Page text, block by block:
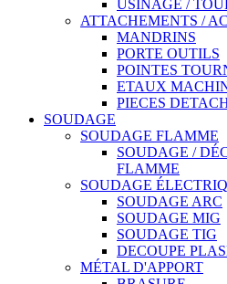
USINAGE /
ATTACHEMENTS /
MANDRINS
PORTE OUTILS
POINTES
ETAUX
PIECES
SOUDAGE
SOUDAGE FLAMME
SOUDAGE /
FLAMME
SOUDAGE
SOUDAGE ARC
SOUDAGE MIG
SOUDAGE TIG
DECOUPE
MÉTAL D'APPORT